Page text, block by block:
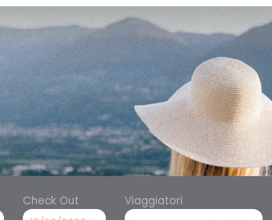
Check Out Viaggiatori